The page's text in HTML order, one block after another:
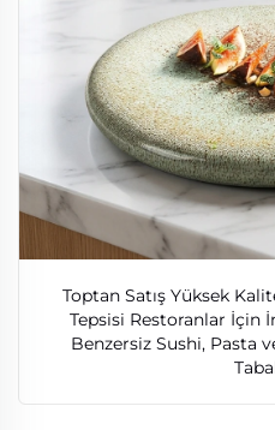
Toptan Satış Yüksek
Tepsisi Restoranlar İçin
Benzersiz Sushi, Pasta